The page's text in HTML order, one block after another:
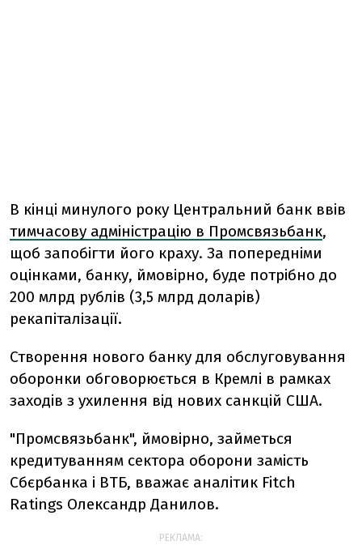
В кінці минулого року Центральний банк ввів
тимчасову адміністрацію в Промсвязьбанк,
щоб запобігти його краху. За попередніми
оцінками, банку, ймовірно, буде потрібно до
200 млрд рублів (3,5 млрд доларів)
рекапіталізації.
Створення нового банку для обслуговування
оборонки обговорюється в Кремлі в рамках
заходів з ухилення від нових санкцій США.
"Промсвязьбанк", ймовірно, займеться
кредитуванням сектора оборони замість
Сбєрбанка і ВТБ, вважає аналітик Fitch
Ratings Олександр Данилов.
РЕКЛАМА: